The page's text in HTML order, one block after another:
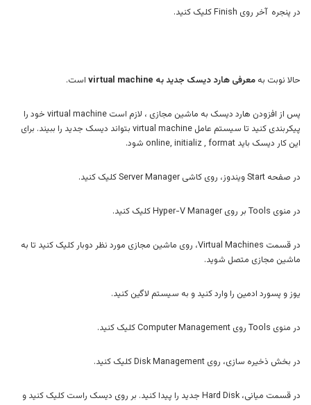
در پنجره آخر روی Finish کلیک کنید.
حالا نوبت به معرفی هارد دیسک جدید به virtual machine است.
پس از افزودن هارد دیسک به ماشین مجازی ، لازم است virtual machine خود را
پیکربندی کنید تا سیستم عامل virtual machine بتواند دیسک جدید را ببیند. برای
این کار دیسک باید online, initializ , format شود.
در صفحه Start ویندوز، روی کاشی Server Manager کلیک کنید.
در منوی Tools بر روی Hyper-V Manager کلیک کنید.
در قسمت Virtual Machines، روی ماشین مجازی مورد نظر دوبار کلیک کنید تا به
ماشین مجازی متصل شوید.
یوز و پسورد ادمین را وارد کنید و به سیستم لاگین کنید.
در منوی Tools روی Computer Management کلیک کنید.
در بخش ذخیره سازی، روی Disk Management کلیک کنید.
در قسمت میانی، Hard Disk جدید را پیدا کنید. بر روی دیسک راست کلیک کنید و